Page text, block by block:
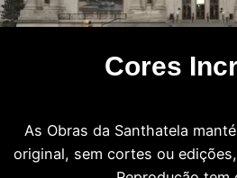
Cores
As Obras da Santhatela
original, sem cortes ou